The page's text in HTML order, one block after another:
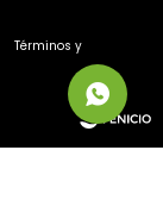
Términos y